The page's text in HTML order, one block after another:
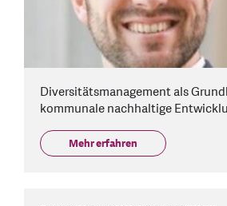
Diversitätsmanagement als
kommunale nachhaltige
Mehr erfahren